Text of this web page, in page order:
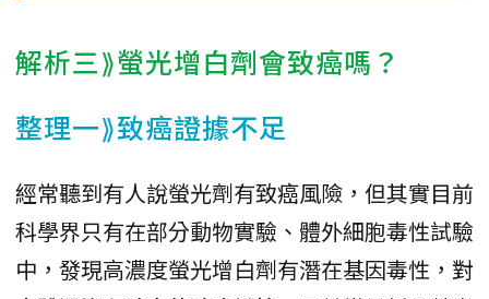
解析三⟫螢光增白劑會致癌嗎？
整理一⟫致癌證據不足
經常聽到有人說螢光劑有致癌風險，但其實目前
科學界只有在部分動物實驗、體外細胞毒性試驗
中，發現高濃度螢光增白劑有潛在基因毒性，對